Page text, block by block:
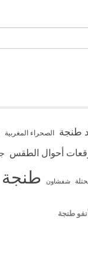
طنجة الصحراء المغربية
أحوال الطقس
شفشاون طنجة
طنجة